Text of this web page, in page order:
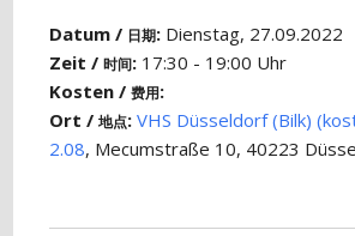
Datum / 日期: Dienstag, 27.09.2022
Zeit /时间: 17:30 - 19:00 Uhr
Kosten /费用:
Ort /地点: VHS Düsseldorf (Bilk)
2.08, Mecumstraße 10, 40223